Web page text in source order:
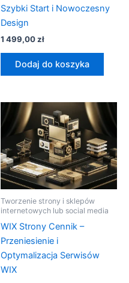
Szybki Start i Nowoczesny
Design
1 499,00zł
Dodaj do koszyka
Tworzenie strony i sklepów
internetowych lub social media
WIX Strony Cennik –
Przeniesienie i
Optymalizacja Serwisów
WIX